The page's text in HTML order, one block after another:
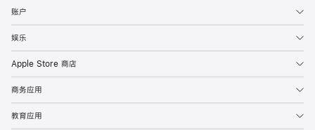
账户
娱乐
Apple Store 商店
商务应用
教育应用